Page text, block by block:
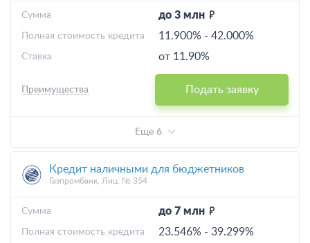
до 3 млн
Cумма
11.900% - 42.000%
Полная стоимость кредита
от 11.90%
Ставка
Подать заявку
Преимущества
Еще 6
Кредит наличными для бюджетников
Газпромбанк, Лиц. № 354
до 7 млн
Cумма
23.546% - 39.299%
Полная стоимость кредита